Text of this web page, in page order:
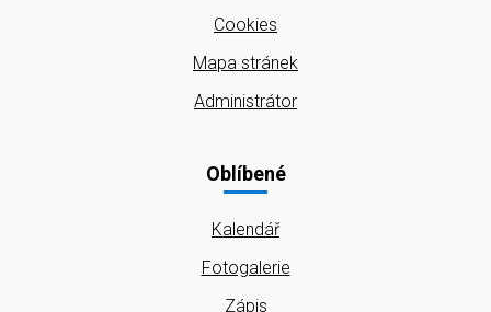
Cookies
Mapa stránek
Administrátor
Oblíbené
Kalendář
Fotogalerie
Zápis